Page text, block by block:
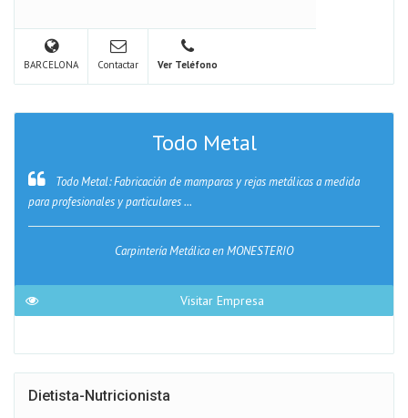
BARCELONA Contactar Ver Teléfono
Todo Metal
Todo Metal: Fabricación de mamparas y rejas metálicas a medida
para profesionales y particulares ...
Carpintería Metálica en MONESTERIO
Visitar Empresa
Dietista-Nutricionista